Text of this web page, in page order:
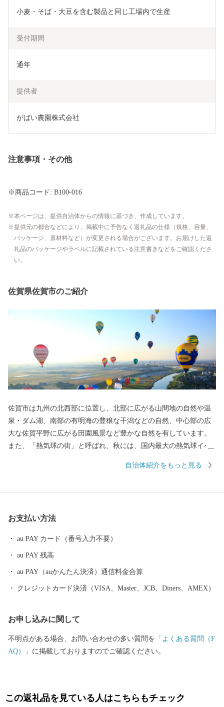
小麦・そば・大豆を含む製品と同じ工場内で生産
受付期間
通年
提供者
がばい農園株式会社
注意事項・その他
※商品コード: B100-016
本ページは、提供自治体からの情報に基づき、作成しています。
提供元の都合などにより、掲載中に予告なく返礼品の仕様（規格、容量、
パッケージ、原材料など）が変更される場合がございます。お届けした返
礼品のパッケージやラベルに記載されている注意書きなどをご確認くださ
い。
佐賀県佐賀市のご紹介
佐賀市は九州の北西部に位置し、北部に広がる山間地の自然や温
泉・ダム湖、南部の有明海の豊穣な干潟などの自然、中心部の広
大な佐賀平野に広がる田園風景など豊かな自然を有しています。
また、「熱気球の街」と呼ばれ、秋には、国内最大の熱気球イベ
山の熱気球が広大な佐賀平野を彩ります。 平成27年5月には、渡
た世界文化遺産「三重津海軍所跡」をはじめ、幕末維新の歴史遺
産も見どころの1つです。
自治体紹介をもっと見る
お支払い方法
au PAY カード（番号入力不要）
au PAY 残高
au PAY（auかんたん決済）通信料金合算
クレジットカード決済（VISA、Master、JCB、Diners、AMEX）
お申し込みに関して
不明点がある場合、お問い合わせの多い質問を 「よくある質問（F
AQ）」 に掲載しておりますのでご確認ください。
この返礼品を見ている人はこちらもチェック